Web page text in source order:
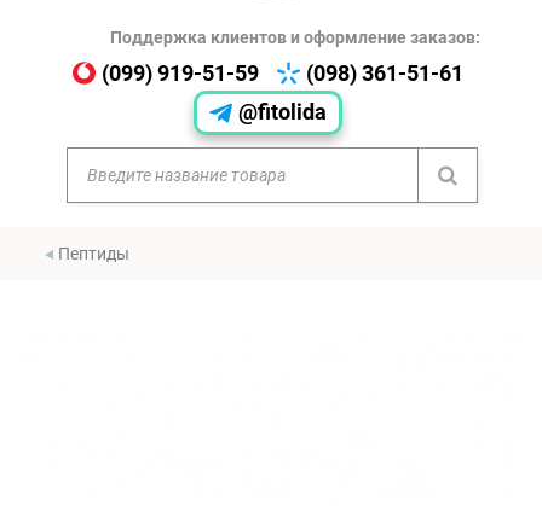
Поддержка клиентов и оформление заказов:
(099) 919-51-59
(098) 361-51-61
@fitolida
Пептиды